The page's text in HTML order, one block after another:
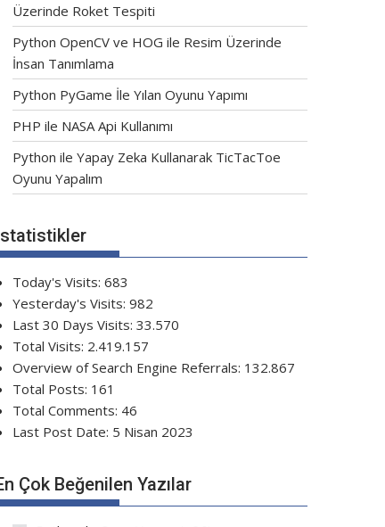
Üzerinde Roket Tespiti
Python OpenCV ve HOG ile Resim Üzerinde
İnsan Tanımlama
Python PyGame İle Yılan Oyunu Yapımı
PHP ile NASA Api Kullanımı
Python ile Yapay Zeka Kullanarak TicTacToe
Oyunu Yapalım
Today's Visits: 683
Yesterday's Visits: 982
Last 30 Days Visits: 33.570
Total Visits: 2.419.157
Overview of Search Engine Referrals: 132.867
Total Posts: 161
Total Comments: 46
Last Post Date: 5 Nisan 2023
Çok Beğenilen Yazılar